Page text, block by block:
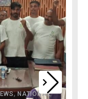
,NATIONAL,